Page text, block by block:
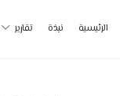
الرئيسية نبذة تقارير